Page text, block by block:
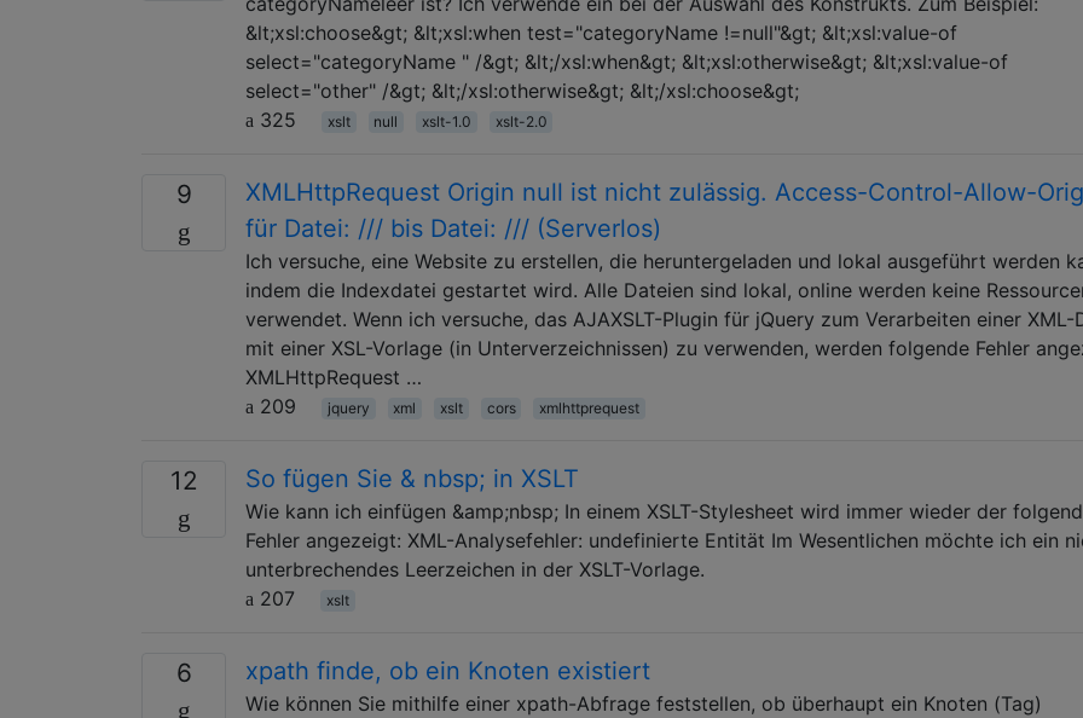
&lt;xsl:choose&gt; &lt;xsl:when test="categoryName !=null"&gt; &lt;xsl:value-of
select="categoryName " /&gt; &lt;/xsl:when&gt; &lt;xsl:otherwise&gt; &lt;xsl:value-of
select="other" /&gt; &lt;/xsl:otherwise&gt; &lt;/xsl:choose&gt;
325
xslt null xslt-1.0 xslt-2.0
9
XMLHttpRequest Origin null ist nicht zulässig. Access-Control-Allow-
für Datei: /// bis Datei: /// (Serverlos)
Ich versuche, eine Website zu erstellen, die heruntergeladen und lokal ausgeführt werden
indem die Indexdatei gestartet wird. Alle Dateien sind lokal, online werden keine
verwendet. Wenn ich versuche, das AJAXSLT-Plugin für jQuery zum Verarbeiten einer XML-
mit einer XSL-Vorlage (in Unterverzeichnissen) zu verwenden, werden folgende Fehler
XMLHttpRequest …
209
jquery xml xslt cors xmlhttprequest
12 So fügen Sie & nbsp; in XSLT
Wie kann ich einfügen &amp;nbsp; In einem XSLT-Stylesheet wird immer wieder der
Fehler angezeigt: XML-Analysefehler: undefinierte Entität Im Wesentlichen möchte ich ein
unterbrechendes Leerzeichen in der XSLT-Vorlage.
207
xslt
6 xpath finde, ob ein Knoten existiert
Wie können Sie mithilfe einer xpath-Abfrage feststellen, ob überhaupt ein Knoten (Tag)